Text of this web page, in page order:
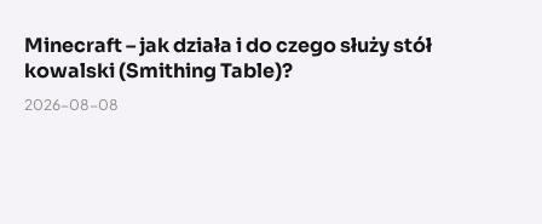
Minecraft – jak działa i do czego służy stół
kowalski (Smithing Table)?
2026-08-08